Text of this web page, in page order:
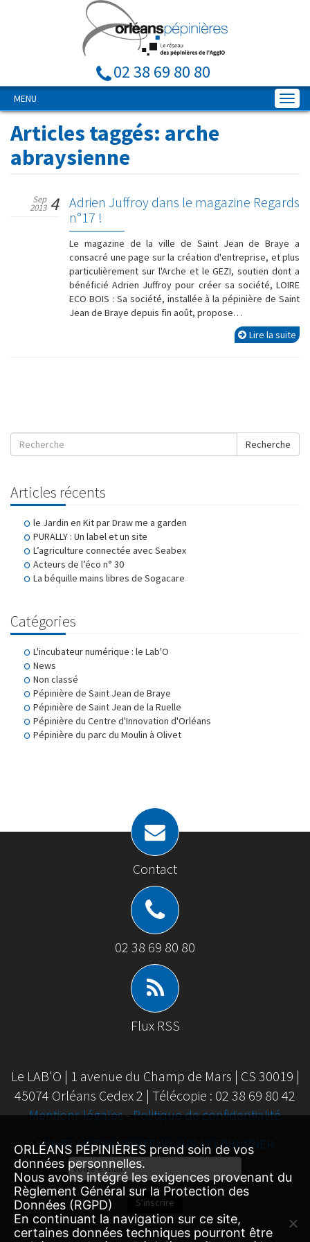
02 38 69 80 80
MENU
Articles taggés: arche
abraysienne
Adrien Juffroy dans le magazine Regards
n°17 !
Sep
2013 4
Le magazine de la ville de Saint Jean de Braye a
consacré une page sur la création d'entreprise, et plus
particulièrement sur l'Arche et le GEZI, soutien dont a
bénéficié Adrien Juffroy pour créer sa société, LOIRE
ECO BOIS : Sa société, installée à la pépinière de Saint
Jean de Braye depuis fin août, propose…
Lire la suite
Recherche
Articles récents
le Jardin en Kit par Draw me a garden
PURALLY : Un label et un site
L’agriculture connectée avec Seabex
Acteurs de l’éco n° 30
La béquille mains libres de Sogacare
Catégories
L'incubateur numérique : le Lab'O
News
Non classé
Pépinière de Saint Jean de Braye
Pépinière de Saint Jean de la Ruelle
Pépinière du Centre d'Innovation d'Orléans
Pépinière du parc du Moulin à Olivet
Contact
02 38 69 80 80
Flux RSS
Le LAB'O | 1 avenue du Champ de Mars | CS 30019 |
45074 Orléans Cedex 2 | Télécopie : 02 38 69 80 42
Mentions légales-Politique de confidentialité
SUIVEZ NOTRE CONTENU SUR FEEDBURNER
Email
Subscription
S'inscrire
ORLÉANS PÉPINIÈRES prend soin de vos
données personnelles.
Nous avons intégré les exigences provenant du
Règlement Général sur la Protection des
Données (RGPD)
En continuant la navigation sur ce site,
certaines données techniques pourront être